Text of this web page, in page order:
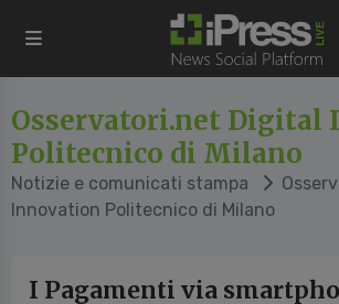
Osservatori.net Digital
Politecnico di Milano
Notizie e comunicati stampa
Innovation Politecnico di Milano
I Pagamenti via